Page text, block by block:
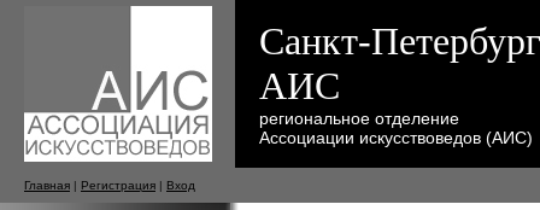
Санкт-
АИС
региональное отделение
Ассоциации искусствоведов (АИС)
Главная | Регистрация | Вход